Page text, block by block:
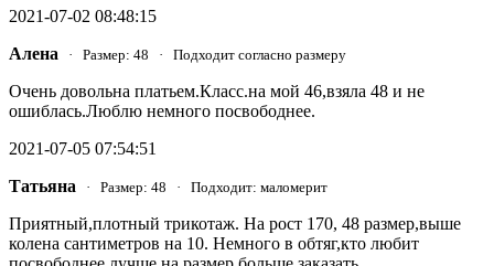
2021-07-02 08:48:15
Алена · Размер: 48 · Подходит согласно размеру
Очень довольна платьем.Класс.на мой 46,взяла 48 и не
ошиблась.Люблю немного посвободнее.
2021-07-05 07:54:51
Татьяна · Размер: 48 · Подходит: маломерит
Приятный,плотный трикотаж. На рост 170, 48 размер,выше
колена сантиметров на 10. Немного в обтяг,кто любит